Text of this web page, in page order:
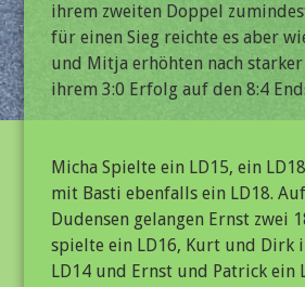
ihrem zweiten Doppel
für einen Sieg reichte es aber
und Mitja erhöhten nach
ihrem 3:0 Erfolg auf den 8:4
Micha Spielte ein LD15, ein
mit Basti ebenfalls ein LD18.
Dudensen gelangen Ernst zwei
spielte ein LD16, Kurt und Dirk
LD14 und Ernst und Patrick ein